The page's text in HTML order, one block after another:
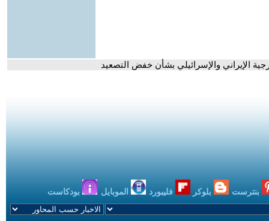
الإيراني والإسرائيلي بشأن خفض التصعيد
بنترست بلوكر فليبورد الموبايل بودكاست